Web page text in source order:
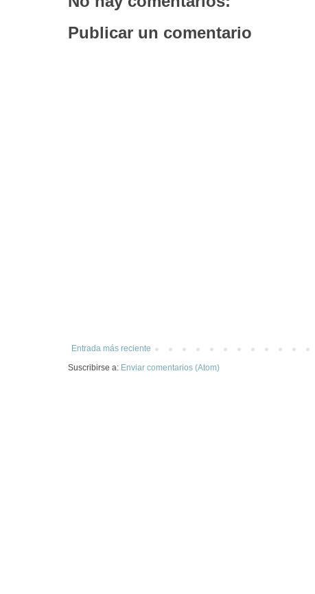
Publicar un comentario
Entrada más reciente
Suscribirse a: Enviar comentarios (Atom)